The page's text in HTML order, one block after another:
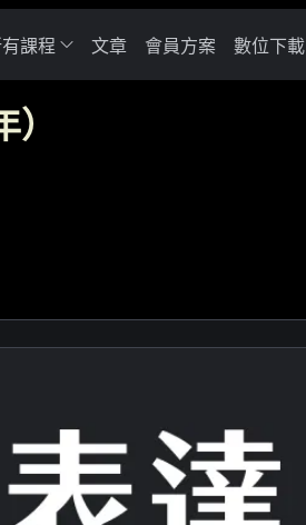
課程 文章 會員方案 數位下載